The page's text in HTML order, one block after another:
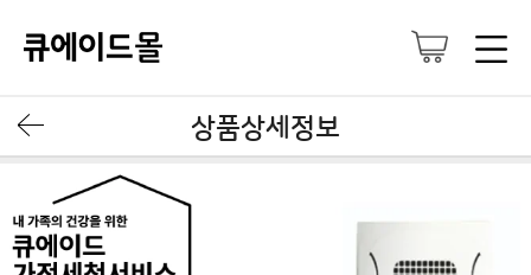
상품상세정보